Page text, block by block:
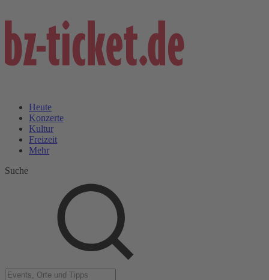
Heute
Konzerte
Kultur
Freizeit
Mehr
Suche